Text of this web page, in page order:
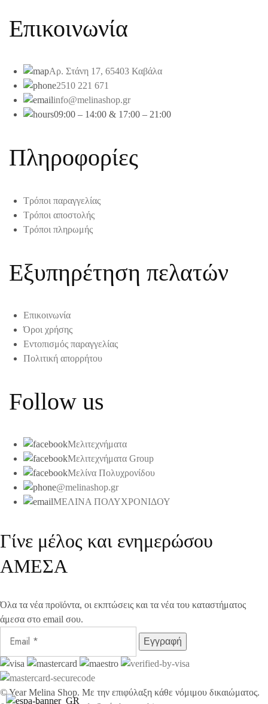
Επικοινωνία
Αρ. Στάνη 17, 65403 Καβάλα
2510 221 671
info@melinashop.gr
09:00 – 14:00 & 17:00 – 21:00
Πληροφορίες
Τρόποι παραγγελίας
Τρόποι αποστολής
Τρόποι πληρωμής
Εξυπηρέτηση πελατών
Επικοινωνία
Όροι χρήσης
Εντοπισμός παραγγελίας
Πολιτική απορρήτου
Follow us
Μελιτεχνήματα
Μελιτεχνήματα Group
Μελίνα Πολυχρονίδου
@melinashop.gr
ΜΕΛΙΝΑ ΠΟΛΥΧΡΟΝΙΔΟΥ
Γίνε μέλος και ενημερώσου
ΑΜΕΣΑ
Όλα τα νέα προϊόντα, οι εκπτώσεις και τα νέα του καταστήματος
άμεσα στο email σου.
©YearMelina Shop. Με την επιφύλαξη κάθε νόμιμου δικαιώματος.